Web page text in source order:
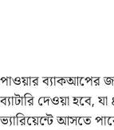
পাওয়ার ব্যাকআপের
ব্যাটারি দেওয়া হবে,
ভ্যারিয়েন্টে আসতে